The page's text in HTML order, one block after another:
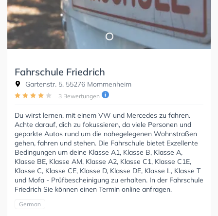
Fahrschule Friedrich
Gartenstr. 5, 55276 Mommenheim
3 Bewertungen
Du wirst lernen, mit einem VW und Mercedes zu fahren.
Achte darauf, dich zu fokussieren, da viele Personen und
geparkte Autos rund um die nahegelegenen Wohnstraßen
gehen, fahren und stehen. Die Fahrschule bietet Exzellente
Bedingungen um deine Klasse A1, Klasse B, Klasse A,
Klasse BE, Klasse AM, Klasse A2, Klasse C1, Klasse C1E,
Klasse C, Klasse CE, Klasse D, Klasse DE, Klasse L, Klasse T
und Mofa - Prüfbescheinigung zu erhalten. In der Fahrschule
Friedrich Sie können einen Termin online anfragen.
German